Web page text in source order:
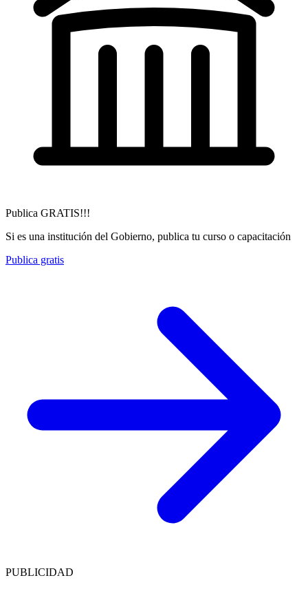
Publica GRATIS!!!
Si es una institución del Gobierno, publica tu curso o capacitación
Publica gratis
PUBLICIDAD